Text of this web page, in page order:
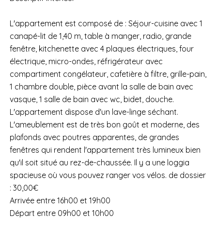
L'appartement est composé de : Séjour-cuisine avec 1
canapé-lit de 1,40 m, table à manger, radio, grande
fenêtre, kitchenette avec 4 plaques électriques, four
électrique, micro-ondes, réfrigérateur avec
compartiment congélateur, cafetière à filtre, grille-pain,
1 chambre double, pièce avant la salle de bain avec
vasque, 1 salle de bain avec wc, bidet, douche.
L'appartement dispose d'un lave-linge séchant.
L'ameublement est de très bon goût et moderne, des
plafonds avec poutres apparentes, de grandes
fenêtres qui rendent l'appartement très lumineux bien
qu'il soit situé au rez-de-chaussée. Il y a une loggia
spacieuse où vous pouvez ranger vos vélos. de dossier
: 30,00€
Arrivée entre 16h00 et 19h00
Départ entre 09h00 et 10h00